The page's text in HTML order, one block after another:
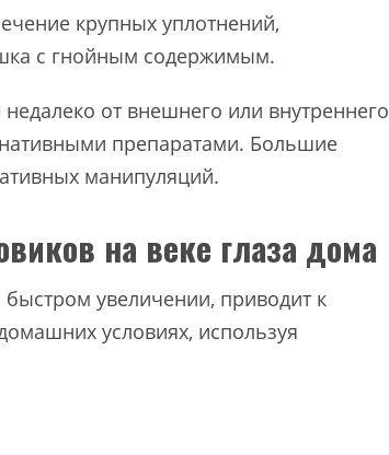
крупных уплотнений,
с гнойным содержимым.
от внешнего или внутреннего
препаратами. Большие
манипуляций.
на веке глаза дома
быстром увеличении, приводит к
условиях, используя